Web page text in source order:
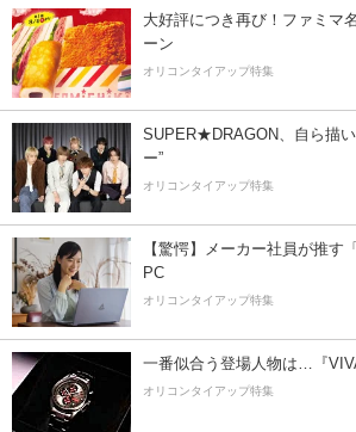
大好評につき再び！ファミマ
ーン
オリコンタイアップ特集
SUPER★DRAGON、自ら描い
ー”
オリコンタイアップ特集
【驚愕】メーカー社員が推す
PC
オリコンタイアップ特集
一番似合う登場人物は…『
オリコンタイアップ特集